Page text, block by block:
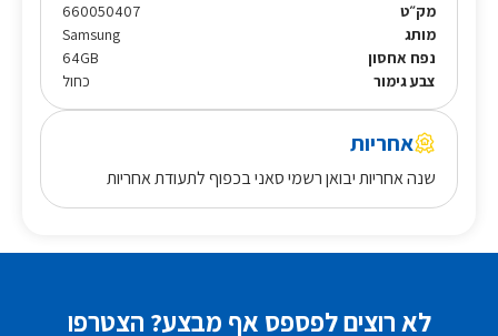
מק״ט
660050407
מותג
Samsung
נפח אחסון
64GB
צבע גימור
כחול
אחריות
שנה אחריות יבואן רשמי סאני בכפוף לתעודת אחריות
לא רוצים לפספס אף מבצע? הצטרפו